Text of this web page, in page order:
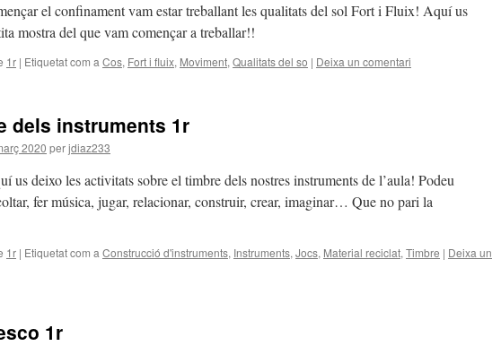
el confinament vam estar treballant les qualitats del sol Fort i Fluix! Aquí us
mostra del que vam començar a treballar!!
1r | Etiquetat com a Cos, Fort i fluix, Moviment, Qualitats del so | Deixa un comentari
dels instruments 1r
2020 perjdiaz233
us deixo les activitats sobre el timbre dels nostres instruments de l’aula! Podeu
fer música, jugar, relacionar, construir, crear, imaginar… Que no pari la
1r | Etiquetat com a Construcció d'instruments, Instruments, Jocs, Material reciclat, Timbre | Deixa un
1r